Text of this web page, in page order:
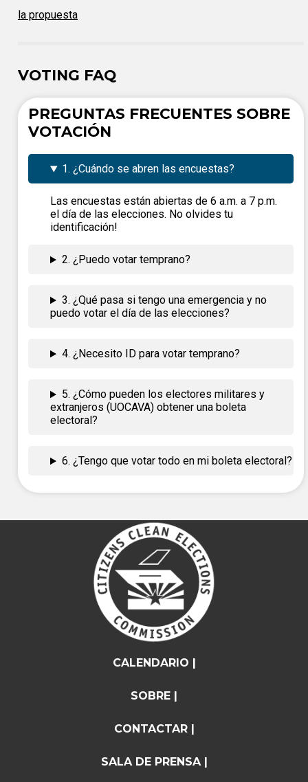
la propuesta
VOTING FAQ
PREGUNTAS FRECUENTES SOBRE
VOTACIÓN
1. ¿Cuándo se abren las encuestas?
Las encuestas están abiertas de 6 a.m. a 7 p.m.
el día de las elecciones. No olvides tu
identificación!
2. ¿Puedo votar temprano?
3. ¿Qué pasa si tengo una emergencia y no
puedo votar el día de las elecciones?
4. ¿Necesito ID para votar temprano?
5. ¿Cómo pueden los electores militares y
extranjeros (UOCAVA) obtener una boleta
electoral?
6. ¿Tengo que votar todo en mi boleta electoral?
CALENDARIO |
SOBRE |
CONTACTAR |
SALA DE PRENSA |